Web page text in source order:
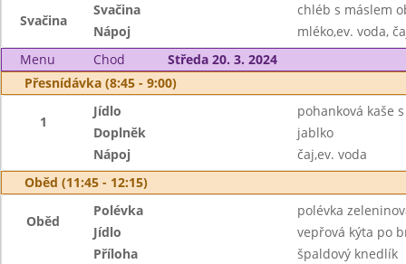
Svačina
Svačina
chléb s máslem
Nápoj
mléko,ev. voda,
Menu
Chod
Středa 20. 3. 2024
Přesnídávka (8:45 - 9:00)
1
Jídlo
pohanková kaše
Doplněk
jablko
Nápoj
čaj,ev. voda
Oběd (11:45 - 12:15)
Oběd
Polévka
polévka
Jídlo
vepřová kýta po
Příloha
špaldový knedlík